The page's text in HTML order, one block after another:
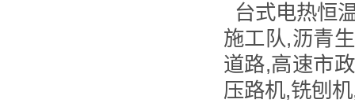
台式电热恒
施工队,沥青
道路,高速市
压路机,铣刨